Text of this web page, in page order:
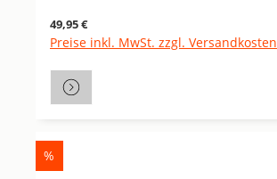
Regulärer Preis:
49,95 €
Preise inkl. MwSt. zzgl. Versandkosten
RABATT
%